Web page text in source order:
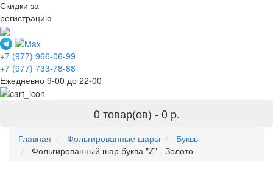
Скидки за
регистрацию
+7 (977) 966-06-99
+7 (977) 733-78-88
Ежедневно 9-00 до 22-00
0 товар(ов) - 0 р.
Главная Фольгированные шары
Буквы
Фольгированный шар буква "Z" - Золото